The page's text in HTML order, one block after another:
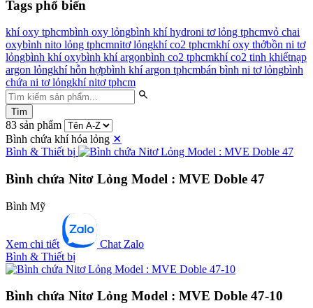
Tags phổ biến
khí oxy tphcmbình oxy lỏngbình khí hydroni tơ lỏng tphcmvỏ chai
oxybình nito lỏng tphcmnitơ lỏngkhí co2 tphcmkhí oxy thởbồn ni tơ
lỏngbình khí oxybình khí argonbình co2 tphcmkhí co2 tinh khiếtnạp
argon lỏngkhí hỗn hợpbình khí argon tphcmbán bình ni tơ lỏngbình
chứa ni tơ lỏngkhí nitơ tphcm
Tìm
83 sản phẩm
Bình chứa khí hóa lỏng ✕
Bình & Thiết bị
Bình chứa Nitơ Lỏng Model : MVE Doble 47
Bình Mỹ
Xem chi tiết
Chat Zalo
Bình & Thiết bị
Bình chứa Nitơ Lỏng Model : MVE Doble 47-10